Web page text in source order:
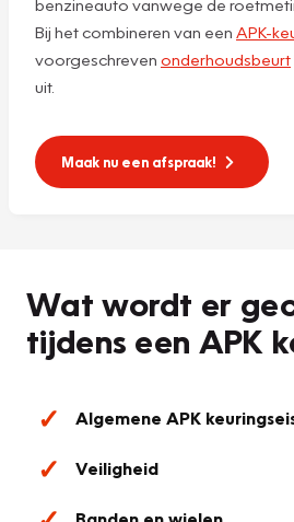
benzineauto vanwege de
Bij het combineren van een APK-
voorgeschreven onderhoudsbeurt
uit.
Maak nu een afspraak!
Wat wordt er
tijdens een APK
Algemene APK
Veiligheid